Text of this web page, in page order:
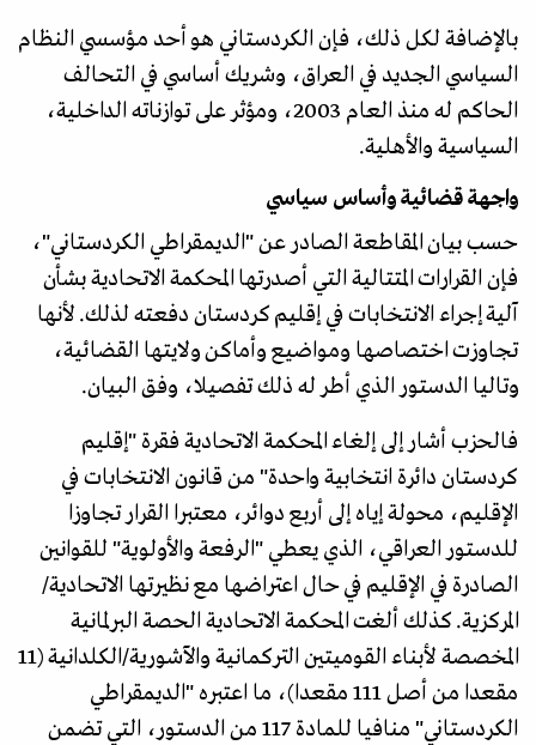
بالإضافة لكل ذلك، فإن الكردستاني هو أحد مؤسسي النظام
السياسي الجديد في العراق، وشريك أساسي في التحالف
الحاكم له منذ العام 2003، ومؤثر على توازناته الداخلية،
السياسية والأهلية.
واجهة قضائية وأساس سياسي
حسب بيان المقاطعة الصادر عن "الديمقراطي الكردستاني"،
فإن القرارات المتتالية التي أصدرتها المحكمة الاتحادية بشأن
آلية إجراء الانتخابات في إقليم كردستان دفعته لذلك. لأنها
تجاوزت اختصاصها ومواضيع وأماكن ولايتها القضائية،
وتاليا الدستور الذي أطر له ذلك تفصيلا، وفق البيان.
فالحزب أشار إلى إلغاء المحكمة الاتحادية فقرة "إقليم
كردستان دائرة انتخابية واحدة" من قانون الانتخابات في
الإقليم، محولة إياه إلى أربع دوائر، معتبرا القرار تجاوزا
للدستور العراقي، الذي يعطي "الرفعة والأولوية" للقوانين
الصادرة في الإقليم في حال اعتراضها مع نظيرتها الاتحادية/
المركزية. كذلك ألغت المحكمة الاتحادية الحصة البرلمانية
المخصصة لأبناء القوميتين التركمانية والآشورية/الكلدانية (11
مقعدا من أصل 111 مقعدا)، ما اعتبره "الديمقراطي
الكردستاني" منافيا للمادة 117 من الدستور، التي تضمن